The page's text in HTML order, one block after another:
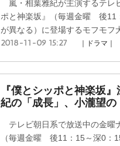
嵐・相葉雅紀が主演するテレ
ポと神楽坂』（毎週金曜 後11
が異なる）に登場するモフモフ
2018-11-09 15:27 ｜ドラマ｜
『僕とシッポと神楽坂
紀の「成長」、小瀧望の
テレビ朝日系で放送中の金曜
（毎週金曜 後11：15～深0：